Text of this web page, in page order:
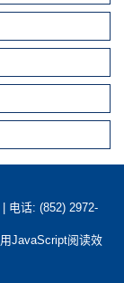
电话: (852) 2972-
JavaScript阅读效